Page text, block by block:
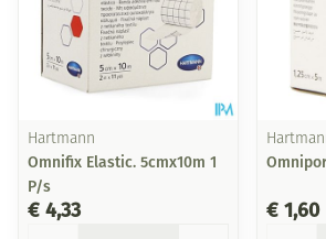
Hartmann
Omnifix Elastic. 5cmx10m 1
P/s
€ 4,33 € 1,60